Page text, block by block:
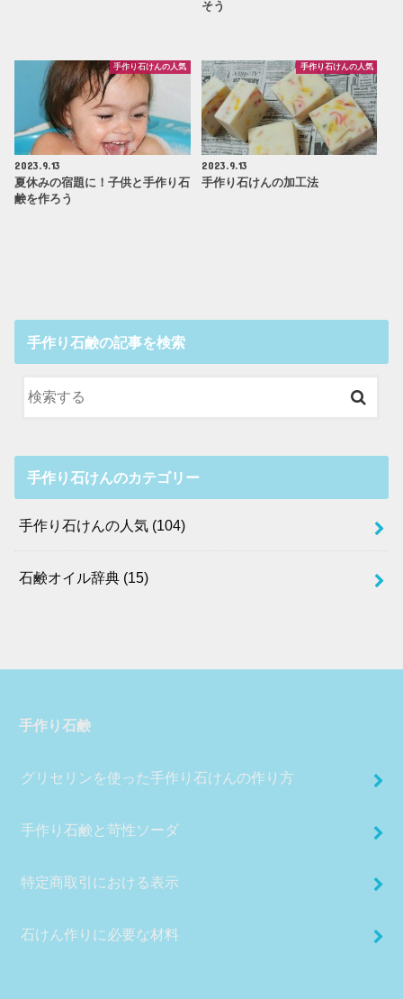
そう
手作り石けんの人気
2023.9.13
夏休みの宿題に！子供と手作り石
鹸を作ろう
手作り石けんの人気
2023.9.13
手作り石けんの加工法
手作り石鹸の記事を検索
手作り石けんのカテゴリー
手作り石けんの人気 (104)
石鹸オイル辞典 (15)
手作り石鹸
グリセリンを使った手作り石けんの作り方
手作り石鹸と苛性ソーダ
特定商取引における表示
石けん作りに必要な材料